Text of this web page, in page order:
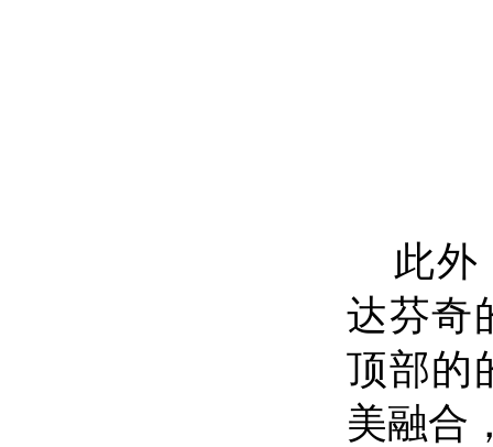
此外
达芬奇
顶部的
美融合